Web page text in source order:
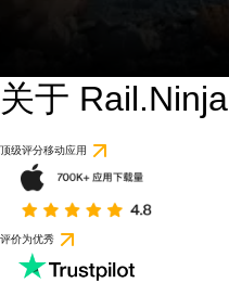
关于 Rail.Ninja
顶级评分移动应用
评价为优秀